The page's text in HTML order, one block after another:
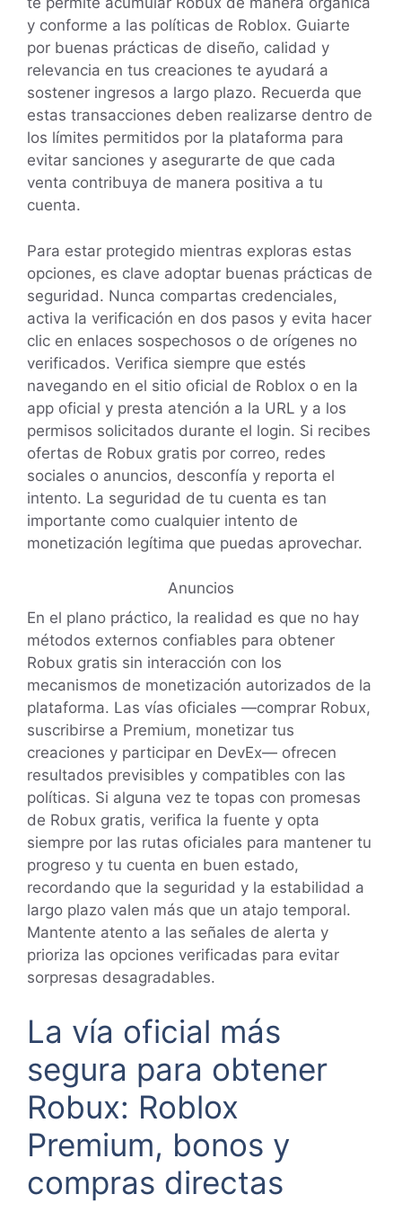
y conforme a las políticas de Roblox. Guiarte
por buenas prácticas de diseño, calidad y
relevancia en tus creaciones te ayudará a
sostener ingresos a largo plazo. Recuerda que
estas transacciones deben realizarse dentro de
los límites permitidos por la plataforma para
evitar sanciones y asegurarte de que cada
venta contribuya de manera positiva a tu
cuenta.
Para estar protegido mientras exploras estas
opciones, es clave adoptar buenas prácticas de
seguridad. Nunca compartas credenciales,
activa la verificación en dos pasos y evita hacer
clic en enlaces sospechosos o de orígenes no
verificados. Verifica siempre que estés
navegando en el sitio oficial de Roblox o en la
app oficial y presta atención a la URL y a los
permisos solicitados durante el login. Si recibes
ofertas de Robux gratis por correo, redes
sociales o anuncios, desconfía y reporta el
intento. La seguridad de tu cuenta es tan
importante como cualquier intento de
monetización legítima que puedas aprovechar.
Anuncios
En el plano práctico, la realidad es que no hay
métodos externos confiables para obtener
Robux gratis sin interacción con los
mecanismos de monetización autorizados de la
plataforma. Las vías oficiales —comprar Robux,
suscribirse a Premium, monetizar tus
creaciones y participar en DevEx— ofrecen
resultados previsibles y compatibles con las
políticas. Si alguna vez te topas con promesas
de Robux gratis, verifica la fuente y opta
siempre por las rutas oficiales para mantener tu
progreso y tu cuenta en buen estado,
recordando que la seguridad y la estabilidad a
largo plazo valen más que un atajo temporal.
Mantente atento a las señales de alerta y
prioriza las opciones verificadas para evitar
sorpresas desagradables.
La vía oficial más
segura para obtener
Robux: Roblox
Premium, bonos y
compras directas